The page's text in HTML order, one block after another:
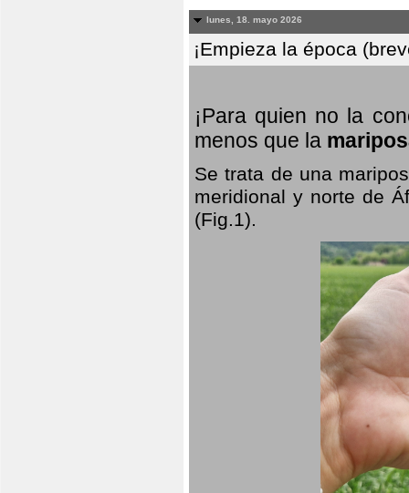
lunes, 18. mayo 2026
¡Empieza la época
¡Para quien no la
menos que la
Se trata de una
meridional y norte de
(Fig.1).